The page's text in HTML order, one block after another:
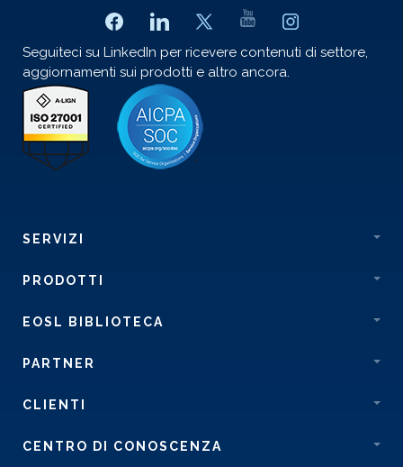
Seguiteci su LinkedIn per ricevere contenuti di settore,
aggiornamenti sui prodotti e altro ancora.
SERVIZI
PRODOTTI
EOSL BIBLIOTECA
PARTNER
CLIENTI
CENTRO DI CONOSCENZA